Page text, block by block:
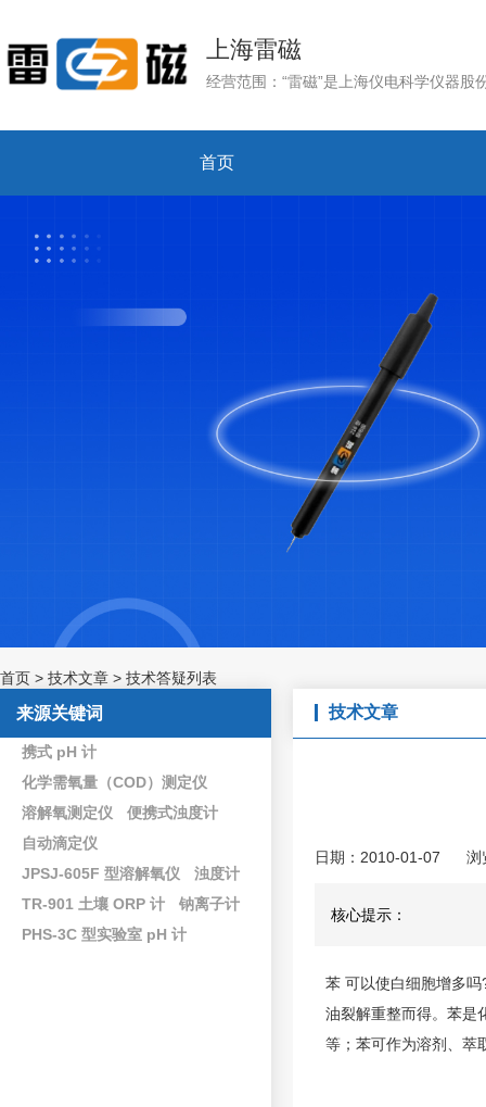
上海雷磁
首页
首页 > 技术文章 > 技术答疑列表
来源关键词
携式 pH 计
化学需氧量（COD）测定仪
溶解氧测定仪
便携式浊度计
自动滴定仪
JPSJ-605F 型溶解氧仪
浊度计
TR-901 土壤 ORP 计
钠离子计
PHS-3C 型实验室 pH 计
技术文章
日期：2010-01-07 浏
核心提示：
苯 可以使白细胞增多吗
油裂解重整而得。苯是
等；苯可作为溶剂、萃